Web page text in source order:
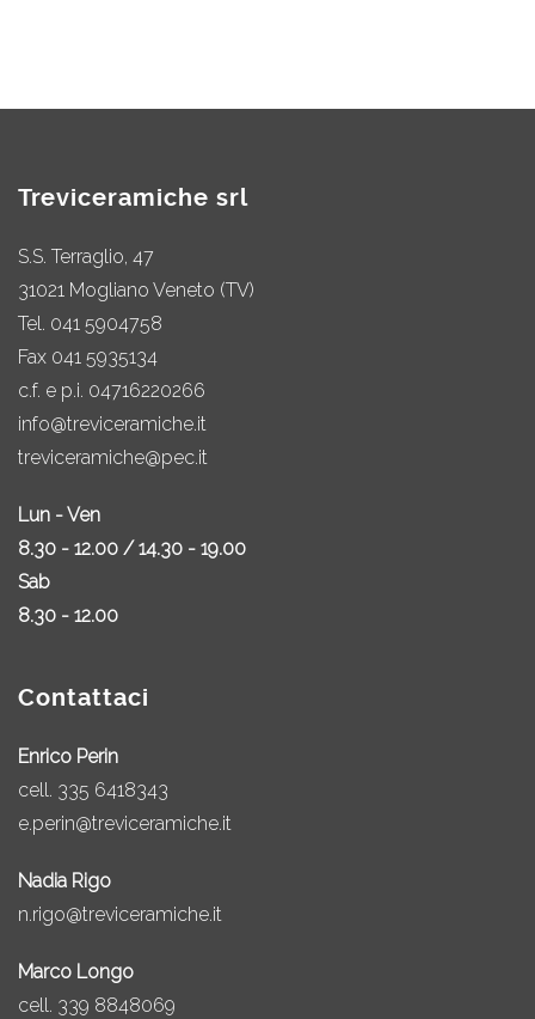
Treviceramiche srl
S.S. Terraglio, 47
31021 Mogliano Veneto (TV)
Tel. 041 5904758
Fax 041 5935134
c.f. e p.i. 04716220266
info@treviceramiche.it
treviceramiche@pec.it
Lun - Ven
8.30 - 12.00 / 14.30 - 19.00
Sab
8.30 - 12.00
Contattaci
Enrico Perin
cell. 335 6418343
e.perin@treviceramiche.it
Nadia Rigo
n.rigo@treviceramiche.it
Marco Longo
cell. 339 8848069